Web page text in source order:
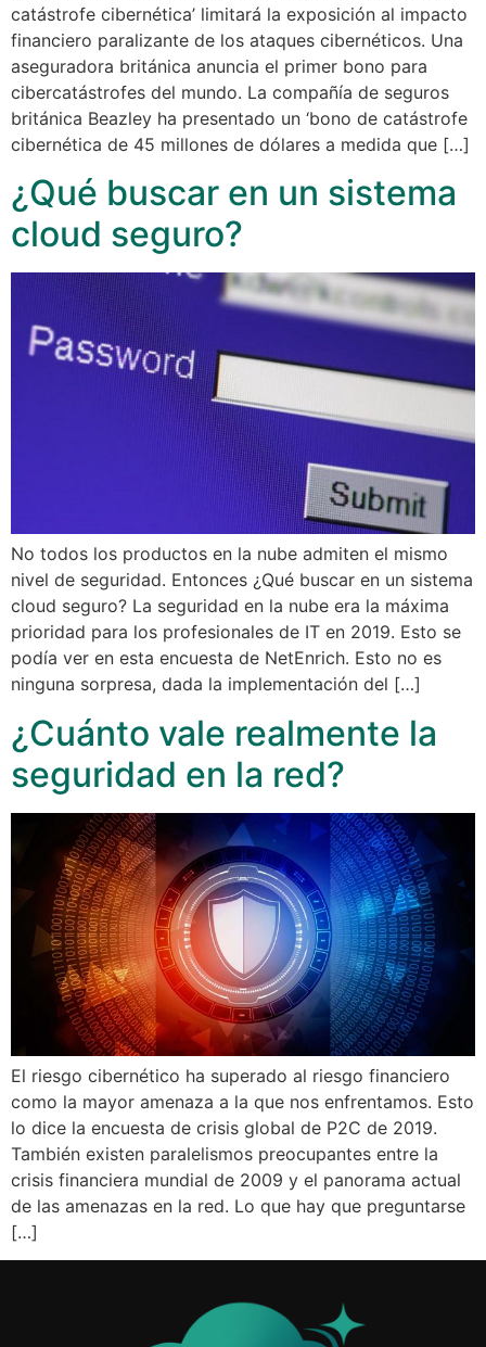
catástrofe cibernética’ limitará la exposición al impacto
financiero paralizante de los ataques cibernéticos. Una
aseguradora británica anuncia el primer bono para
cibercatástrofes del mundo. La compañía de seguros
británica Beazley ha presentado un ‘bono de catástrofe
cibernética de 45 millones de dólares a medida que […]
¿Qué buscar en un sistema
cloud seguro?
No todos los productos en la nube admiten el mismo
nivel de seguridad. Entonces ¿Qué buscar en un sistema
cloud seguro? La seguridad en la nube era la máxima
prioridad para los profesionales de IT en 2019. Esto se
podía ver en esta encuesta de NetEnrich. Esto no es
ninguna sorpresa, dada la implementación del […]
¿Cuánto vale realmente la
seguridad en la red?
El riesgo cibernético ha superado al riesgo financiero
como la mayor amenaza a la que nos enfrentamos. Esto
lo dice la encuesta de crisis global de P2C de 2019.
También existen paralelismos preocupantes entre la
crisis financiera mundial de 2009 y el panorama actual
de las amenazas en la red. Lo que hay que preguntarse
[…]